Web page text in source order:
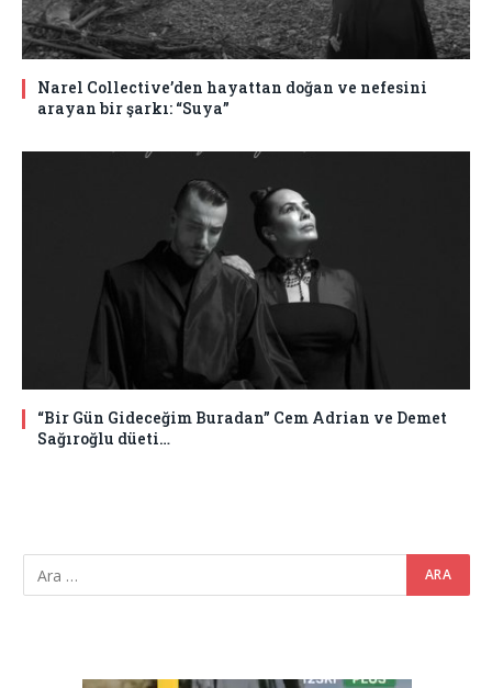
Narel Collective’den hayattan doğan ve nefesini
arayan bir şarkı: “Suya”
“Bir Gün Gideceğim Buradan” Cem Adrian ve Demet
Sağıroğlu düeti…